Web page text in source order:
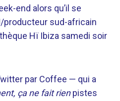
end alors qu’il se
producteur sud-africain
Hï Ibiza samedi soir
par Coffee — qui a
ça ne fait rienpistes